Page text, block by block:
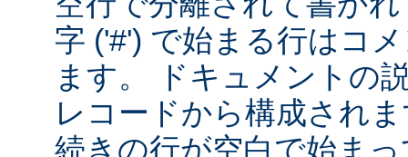
字 ('#') で始まる行はコ
ます。 ドキュメントの
レコードから構成され
続きの行が空白で始ま